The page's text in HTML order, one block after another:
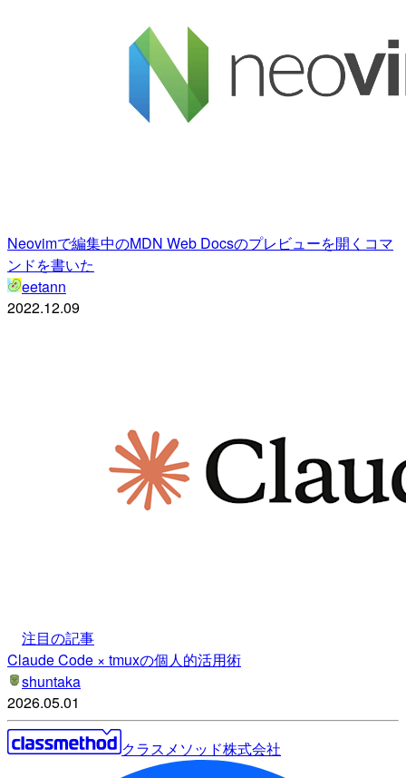
Neovimで編集中のMDN Web Docsのプレビューを開くコマ
ンドを書いた
eetann
2022.12.09
注目の記事
Claude Code × tmuxの個人的活用術
shuntaka
2026.05.01
クラスメソッド株式会社